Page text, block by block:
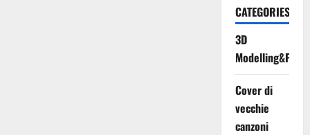
CATEGORIES
3D
Cover di
vecchie
canzoni